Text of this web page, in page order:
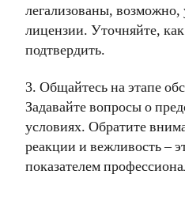
легализованы, возможно,
лицензии. Уточняйте,
подтвердить.
3. Общайтесь на этапе
Задавайте вопросы о
условиях. Обратите
реакции и вежливость –
показателем